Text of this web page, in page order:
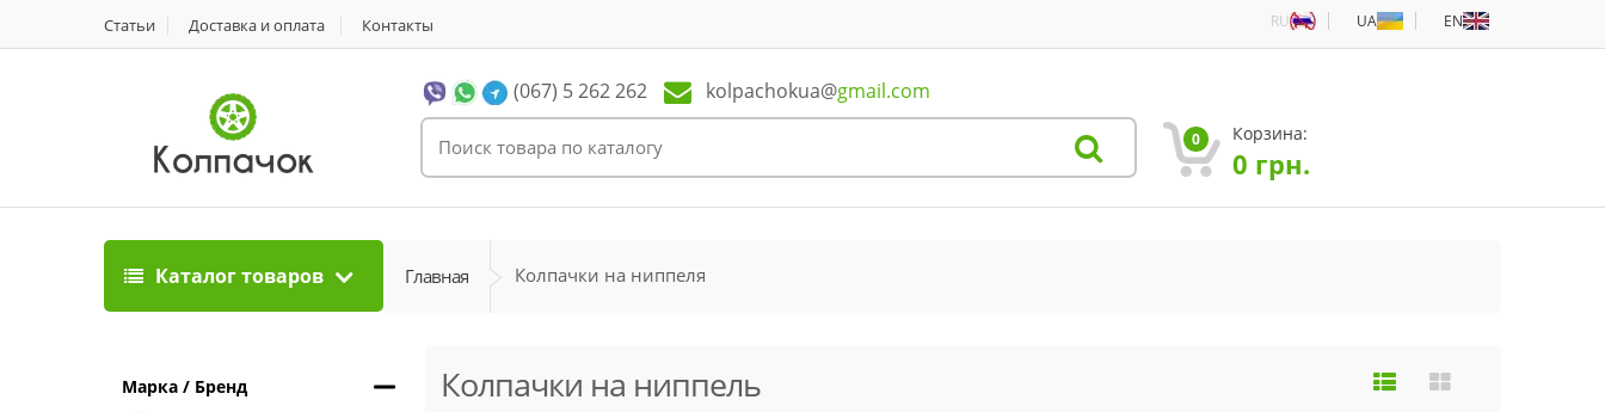
Статьи Доставка и оплата Контакты RU UA EN
(067) 5 262 262 kolpachokua@gmail.com
0 Корзина:
0 грн.
Каталог товаров Главная Колпачки на ниппеля
Марка / Бренд Колпачки на ниппель